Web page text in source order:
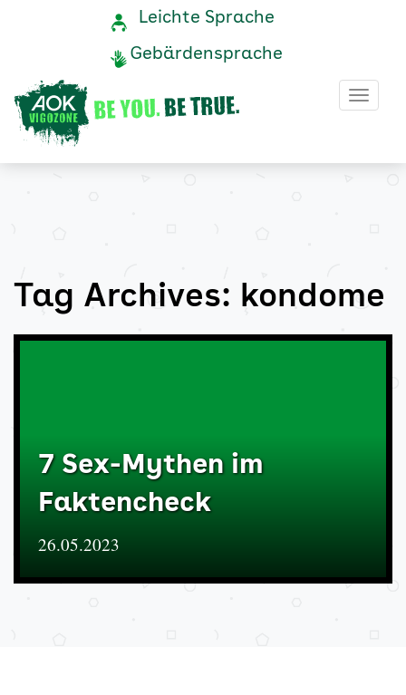
kondome
Archive
AOK
Vigozone
Navigation
Service-
Leichte Sprache
Gebärdensprache
Tag Archives: kondome
7 Sex-Mythen im
Faktencheck
26.05.2023